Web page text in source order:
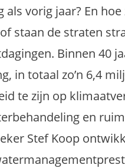
als vorig jaar? En
staan de straten
Binnen 40
in totaal zo’n 6,4
te zijn op
en
Stef Koop